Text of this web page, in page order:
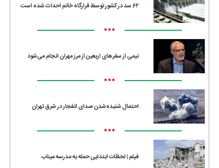
۶۲ سد در کشور توسط قرارگاه خاتم احداث شده است
•••
نیمی از سفرهای اربعین از مرز مهران انجام می‌شود
•••
احتمال شنیده‌شدن صدای انفجار در شرق تهران
•••
فیلم | لحظات ابتدایی حمله به مدرسه میناب